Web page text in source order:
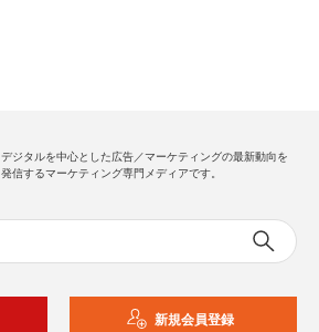
デジタルを中心とした広告／マーケティングの最新動向を
発信するマーケティング専門メディアです。
新規会員登録